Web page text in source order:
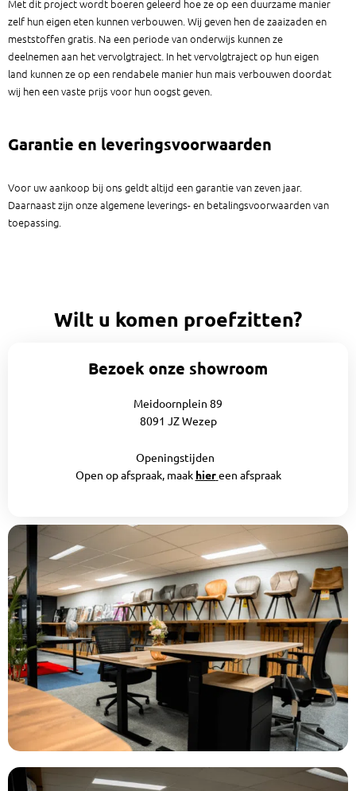
Met dit project wordt boeren geleerd hoe ze op een duurzame manier
zelf hun eigen eten kunnen verbouwen. Wij geven hen de zaaizaden en
meststoffen gratis. Na een periode van onderwijs kunnen ze
deelnemen aan het vervolgtraject. In het vervolgtraject op hun eigen
land kunnen ze op een rendabele manier hun mais verbouwen doordat
wij hen een vaste prijs voor hun oogst geven.
Garantie en leveringsvoorwaarden
Voor uw aankoop bij ons geldt altijd een garantie van zeven jaar.
Daarnaast zijn onze algemene leverings- en betalingsvoorwaarden van
toepassing.
Wilt u komen proefzitten?
Bezoek onze showroom
Meidoornplein 89
8091 JZ Wezep
Openingstijden
Open op afspraak, maak hiereen afspraak